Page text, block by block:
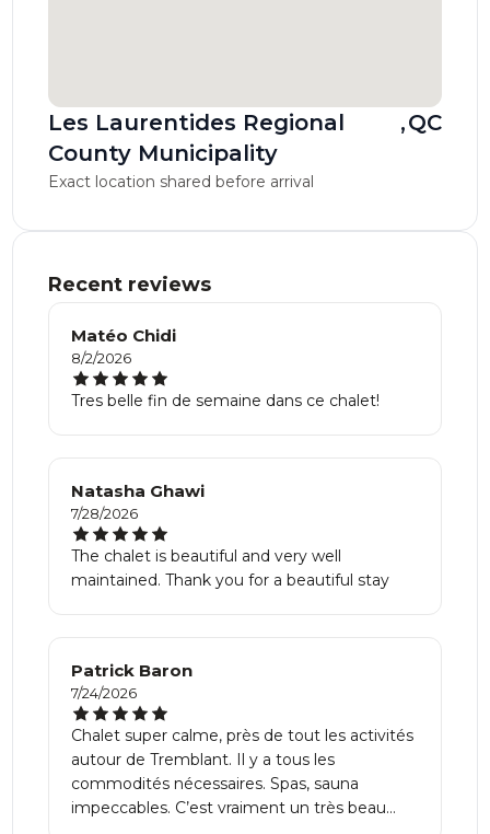
Les Laurentides Regional
County Municipality
,QC
Exact location shared before arrival
Recent reviews
Matéo Chidi
8/2/2026
Tres belle fin de semaine dans ce chalet!
Natasha Ghawi
7/28/2026
The chalet is beautiful and very well
maintained. Thank you for a beautiful stay
Patrick Baron
7/24/2026
Chalet super calme, près de tout les activités
autour de Tremblant. Il y a tous les
commodités nécessaires. Spas, sauna
impeccables. C’est vraiment un très beau